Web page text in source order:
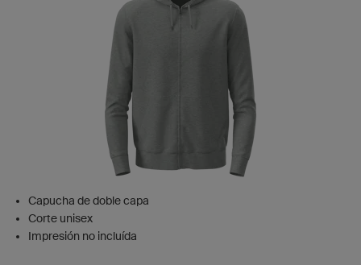
Capucha de doble capa
Corte unisex
Impresión no incluída